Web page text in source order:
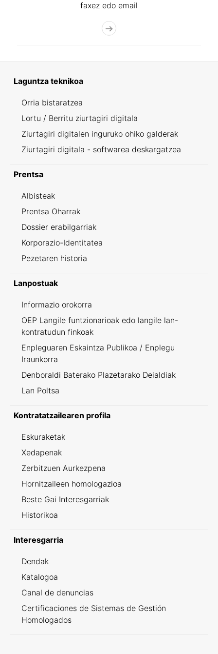
faxez edo email
Laguntza teknikoa
Orria bistaratzea
Lortu / Berritu ziurtagiri digitala
Ziurtagiri digitalen inguruko ohiko galderak
Ziurtagiri digitala - softwarea deskargatzea
Prentsa
Albisteak
Prentsa Oharrak
Dossier erabilgarriak
Korporazio-Identitatea
Pezetaren historia
Lanpostuak
Informazio orokorra
OEP Langile funtzionarioak edo langile lan-
kontratudun finkoak
Enpleguaren Eskaintza Publikoa / Enplegu
Iraunkorra
Denboraldi Baterako Plazetarako Deialdiak
Lan Poltsa
Kontratatzailearen profila
Eskuraketak
Xedapenak
Zerbitzuen Aurkezpena
Hornitzaileen homologazioa
Beste Gai Interesgarriak
Historikoa
Interesgarria
Dendak
Katalogoa
Canal de denuncias
Certificaciones de Sistemas de Gestión
Homologados